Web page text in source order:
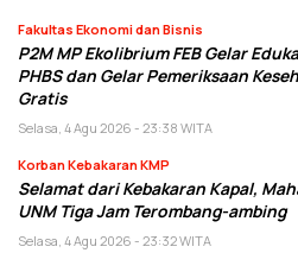
Fakultas Ekonomi dan Bisnis
P2M MP Ekolibrium FEB Gelar
PHBS dan Gelar Pemeriksaan
Gratis
Selasa, 4 Agu 2026 - 23:38 WITA
Korban Kebakaran KMP
Selamat dari Kebakaran Kapal,
UNM Tiga Jam Terombang-ambing
Selasa, 4 Agu 2026 - 23:32 WITA